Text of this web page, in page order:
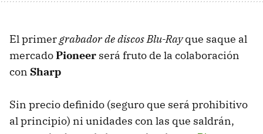
El primergrabador de discos Blu-Rayque saque al
mercadoPioneer será fruto de la colaboración
con Sharp
Sin precio definido (seguro que será prohibitivo
al principio) ni unidades con las que saldrán,